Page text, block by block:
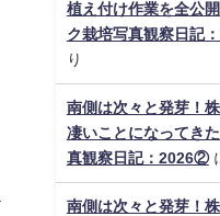
植え付け作業を全公
ク栽培写真観察日記
り
南側は次々と発芽！
凄いことになってき
真観察日記：2026②
南側は次々と発芽！